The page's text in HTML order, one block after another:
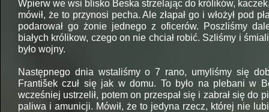
Wpierw we wsi blisko Beska strzelając do królików,
mówił, że to przynosi pecha. Ale złapał go i włożył pod
podarował go żonie jednego z oficerów. Poszliśmy
białych królikow, czego on nie chciał robić. Szliśmy i
było wojny.
Następnego dnia wstaliśmy o 7 rano, umyliśmy się
František czuł się jak w domu. To było na plebani w
wcześniej ustrzelił, potem on przespał się i zabrał się
paliwa i amunicji. Mówił, że to jedyna rzecz, której nie